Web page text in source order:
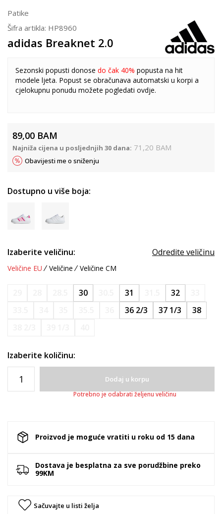
Patike
Šifra artikla: HP8960
adidas Breaknet 2.0
Sezonski popusti donose do čak 40% popusta na hit
modele ljeta. Popust se obračunava automatski u korpi a
cjelokupnu ponudu možete pogledati ovdje.
89,00 BAM
Najniža cijena u posljednjih 30 dana: 71,20 BAM
Obavijesti me o sniženju
Dostupno u više boja:
Izaberite veličinu: Odredite veličinu
Veličine EU Veličine Veličine CM
30 31 32
36 2/3 37 1/3
38
Izaberite količinu:
Dodaj u korpu
Potrebno je odabrati željenu veličinu
Proizvod je moguće vratiti u roku od 15 dana
Dostava je besplatna za sve porudžbine preko
99KM
Sačuvajte u listi želja